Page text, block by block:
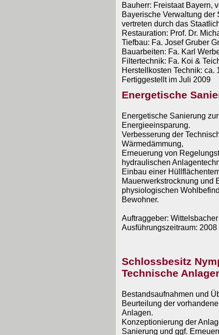
Bauherr: Freistaat Bayern,
Bayerische Verwaltung der
vertreten durch das
Restauration: Prof. Dr.
Tiefbau: Fa. Josef Gruber
Bauarbeiten: Fa. Karl
Filtertechnik: Fa. Koi &
Herstellkosten Technik: ca.
Fertiggestellt im Juli 2009
Energetische
Energetische Sanierung zur
Energieeinsparung.
Verbesserung der
Wärmedämmung,
Erneuerung von
hydraulischen
Einbau einer
Mauerwerkstrocknung und
physiologischen
Bewohner.
Auftraggeber:
Ausführungszeitraum:
Schlossbesitz
Technische
Bestandsaufnahmen und
Beurteilung der
Anlagen.
Konzeptionierung der
Sanierung und ggf.